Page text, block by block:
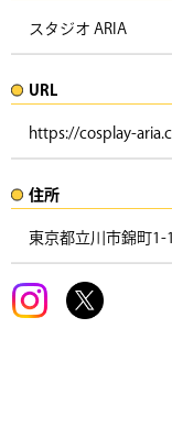
スタジオ ARIA
URL
https://cosplay-
住所​​
東京都立川市錦町1-